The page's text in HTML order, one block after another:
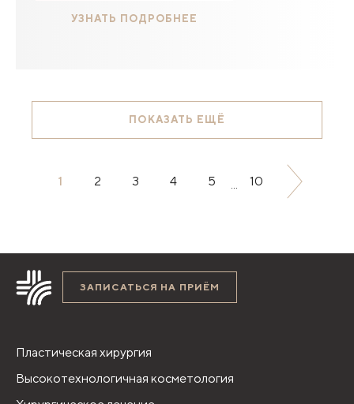
УЗНАТЬ ПОДРОБНЕЕ
ПОКАЗАТЬ ЕЩЁ
1 2 3 4 5 10
ЗАПИСАТЬСЯ НА ПРИЁМ
Пластическая хирургия
Высокотехнологичная косметология